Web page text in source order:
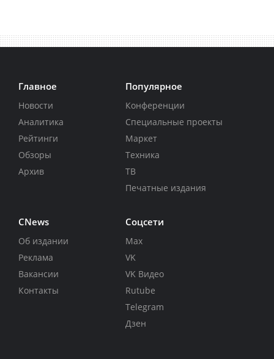
Главное
Новости
Аналитика
Рейтинги
Обзоры
Архив
Популярное
Конференции
Специальные проекты
Маркет
Техника
ТВ
Печатные издания
CNews
Об издании
Реклама
Вакансии
Контакты
Соцсети
Max
VK
VK Видео
Rutube
Telegram
Дзен